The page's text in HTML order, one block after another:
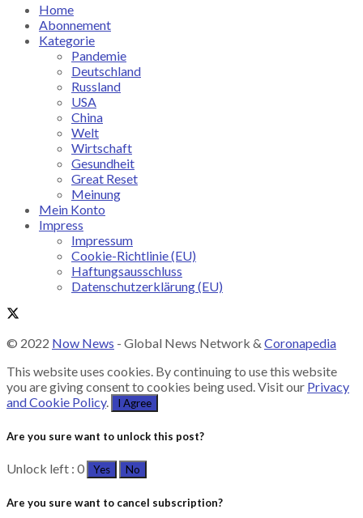
Home
Abonnement
Kategorie
Pandemie
Deutschland
Russland
USA
China
Welt
Wirtschaft
Gesundheit
Great Reset
Meinung
Mein Konto
Impress
Impressum
Cookie-Richtlinie (EU)
Haftungsausschluss
Datenschutzerklärung (EU)
© 2022 Now News - Global News Network & Coronapedia
This website uses cookies. By continuing to use this website
you are giving consent to cookies being used. Visit our Privacy
and Cookie Policy. I Agree
Are you sure want to unlock this post?
Unlock left : 0 Yes No
Are you sure want to cancel subscription?